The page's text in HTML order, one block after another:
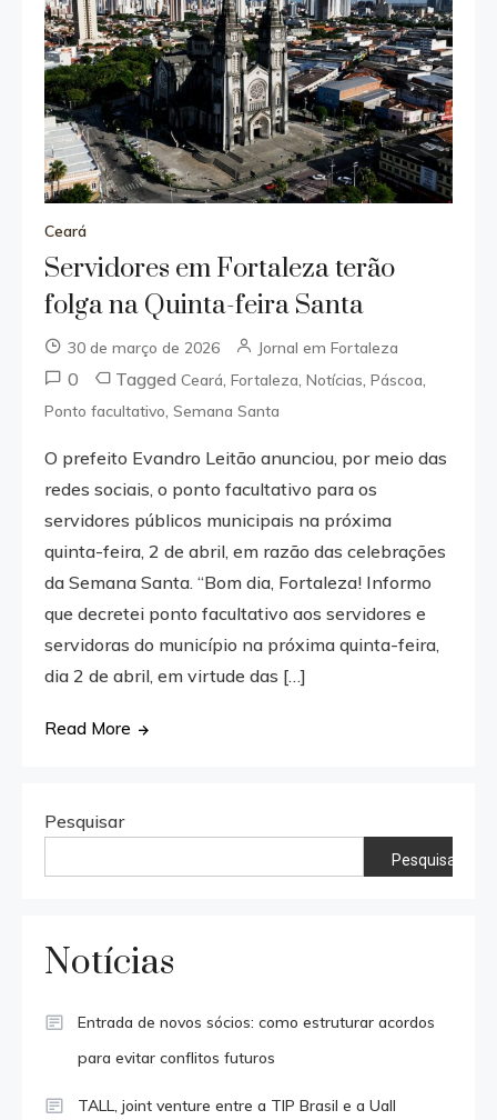
Ceará
Servidores em Fortaleza terão
folga na Quinta-feira Santa
30 de março de 2026 Jornal em Fortaleza
0 TaggedCeará ,Fortaleza ,Notícias ,Páscoa
Ponto facultativo ,Semana Santa
O prefeito Evandro Leitão anunciou, por meio das
redes sociais, o ponto facultativo para os
servidores públicos municipais na próxima
quinta-feira, 2 de abril, em razão das celebrações
da Semana Santa. “Bom dia, Fortaleza! Informo
que decretei ponto facultativo aos servidores e
servidoras do município na próxima quinta-feira,
dia 2 de abril, em virtude das […]
Read More
Pesquisar
Pesquisar
Notícias
Entrada de novos sócios: como estruturar acordos
para evitar conflitos futuros
TALL, joint venture entre a TIP Brasil e a Uall